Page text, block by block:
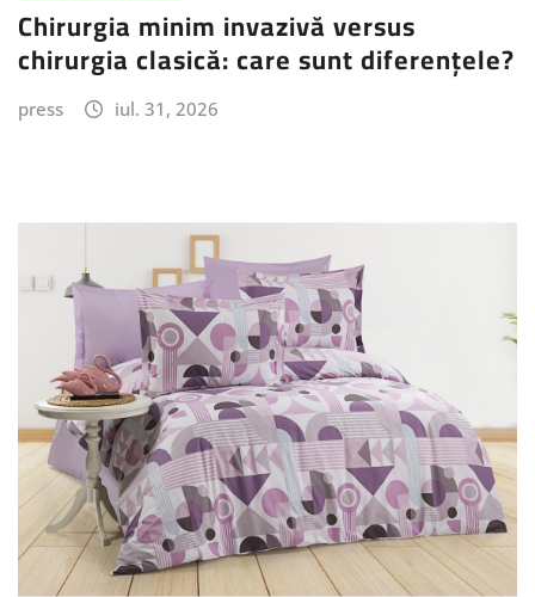
Chirurgia minim invazivă versus
chirurgia clasică: care sunt diferențele?
press iul. 31, 2026